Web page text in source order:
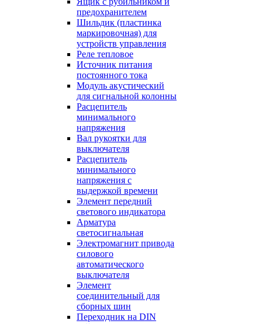
предохранителем
Шильдик (пластинка
маркировочная) для
устройств управления
Реле тепловое
Источник питания
постоянного тока
Модуль акустический
для сигнальной колонны
Расцепитель
минимального
напряжения
Вал рукоятки для
выключателя
Расцепитель
минимального
напряжения с
выдержкой времени
Элемент передний
светового индикатора
Арматура
светосигнальная
Электромагнит привода
силового
автоматического
выключателя
Элемент
соединительный для
сборных шин
Переходник на DIN